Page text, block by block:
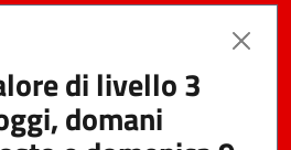
di livello 3
domani